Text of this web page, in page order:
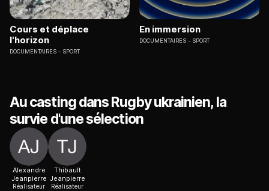
Cours et déplace
l'horizon
DOCUMENTAIRES SPORT
En immersion
DOCUMENTAIRES SPORT
Au casting dans Rugby ukrainien, la
survie d'une sélection
Alexandre
Jeanpierre
Réalisateur
Thibault
Jeanpierre
Réalisateur